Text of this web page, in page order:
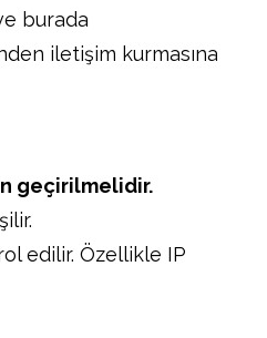
burada
iletişim kurmasına
geçirilmelidir.
edilir. Özellikle IP